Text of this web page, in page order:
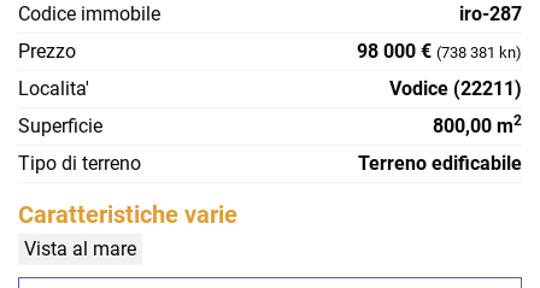
Codice immobile
iro-287
Prezzo
98 000 € (738 381 kn)
Localita'
Vodice (22211)
Superficie
800,00 m2
Tipo di terreno Terreno edificabile
Caratteristiche varie
Vista al mare